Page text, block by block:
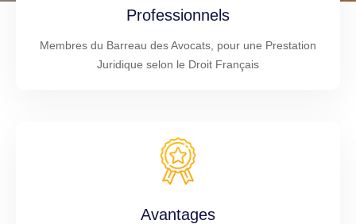
Professionnels
Membres du Barreau des Avocats, pour une Prestation
Juridique selon le Droit Français
Avantages